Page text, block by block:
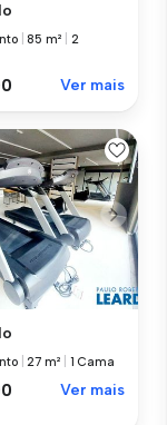
|85 m²
2
Ver mais
|27 m² 1 Cama
Ver mais